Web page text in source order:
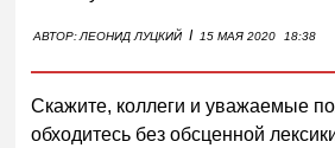
АВТОР:ЛЕОНИД ЛУЦКИЙ I 15 МАЯ 2020 18:38
Скажите, коллеги и уважаемые
обходитесь без обсценной